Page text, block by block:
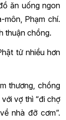
ăn uống ngon
môn, Phạm chí.
thuận chồng.
tử nhiều hơn
thương, chồng
vợ thì “đi chợ
nhà đỡ cơm”.